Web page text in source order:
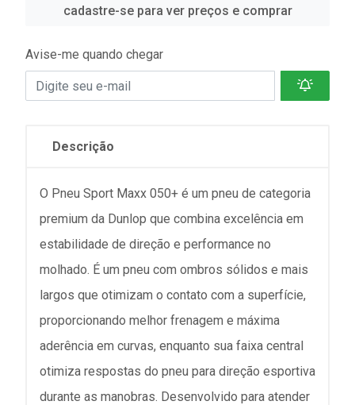
cadastre-se para ver preços e comprar
Avise-me quando chegar
Descrição
O Pneu Sport Maxx 050+ é um pneu de categoria
premium da Dunlop que combina excelência em
estabilidade de direção e performance no
molhado. É um pneu com ombros sólidos e mais
largos que otimizam o contato com a superfície,
proporcionando melhor frenagem e máxima
aderência em curvas, enquanto sua faixa central
otimiza respostas do pneu para direção esportiva
durante as manobras. Desenvolvido para atender